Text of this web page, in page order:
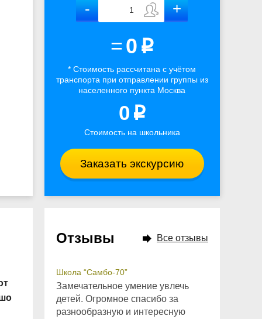
=0 p
* Стоимость рассчитанас учётом
транспорта при отправлении группы из
населенного пункта Москва
0 p
Стоимость на школьника
Заказать экскурсию
Отзывы Все отзывы
Школа “Самбо-70”
Замечательное умение увлечь
детей. Огромное спасибо за
разнообразную и интересную